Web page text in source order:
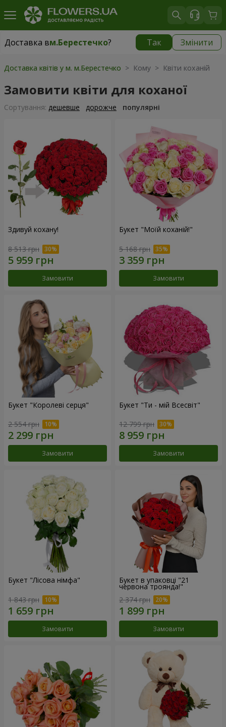
Доставка вм.Берестечко? Так Змінити
Доставка вм.Берестечко|
Доставка квітів у м. м.Берестечко > Кому > Квіти коханій
Замовити квіти для коханої
Сортування: дешевше дорожче популярні
Здивуй кохану!
8 513 грн
Замовити
Букет "Моїй коханій!"
5 168 грн
Замовити
Букет "Королеві серця"
2 554 грн
Замовити
Букет "Ти - мій Всесвіт"
12 799 грн
Замовити
Букет "Лісова німфа"
1 843 грн
Замовити
Букет в упаковці "21
червона троянда!"
2 374 грн
Замовити